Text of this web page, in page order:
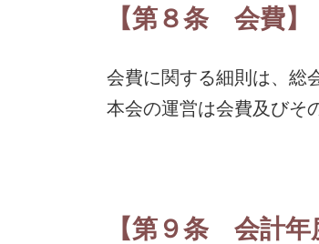
【第８条 会費】
会費に関する細則は、総
本会の運営は会費及びそ
【第９条 会計年